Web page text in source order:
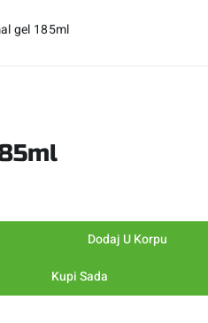
gel 185ml
Dodaj U Korpu
Kupi Sada